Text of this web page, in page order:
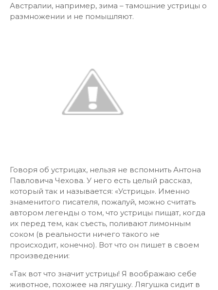
Австралии, например, зима – тамошние устрицы о
размножении и не помышляют.
Говоря об устрицах, нельзя не вспомнить Антона
Павловича Чехова. У него есть целый рассказ,
который так и называется: «Устрицы». Именно
знаменитого писателя, пожалуй, можно считать
автором легенды о том, что устрицы пищат, когда
их перед тем, как съесть, поливают лимонным
соком (в реальности ничего такого не
происходит, конечно). Вот что он пишет в своем
произведении:
«Так вот что значит устрицы! Я воображаю себе
животное, похожее на лягушку. Лягушка сидит в